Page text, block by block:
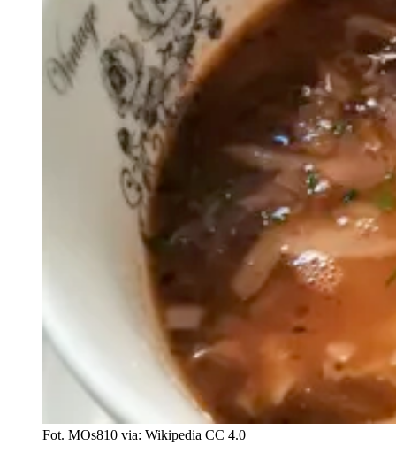
Fot. MOs810 via: Wikipedia CC 4.0